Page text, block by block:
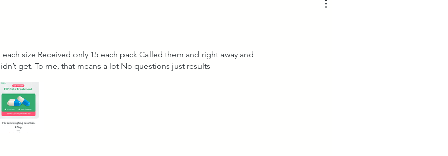
size Received only 15 each pack Called them and right away and
get. To me, that means a lot No questions just results